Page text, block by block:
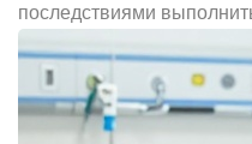
последствиями